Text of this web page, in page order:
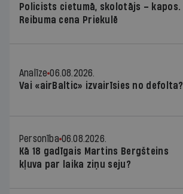
Policists cietumā, skolotājs – kapos.
Reibuma cena Priekulē
Analīze 06.08.2026.
Vai «airBaltic» izvairīsies no defolta?
Personība 06.08.2026.
Kā 18 gadīgais Martins Bergšteins
kļuva par laika ziņu seju?